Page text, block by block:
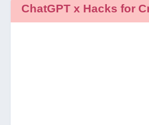
ChatGPT x Hacks for